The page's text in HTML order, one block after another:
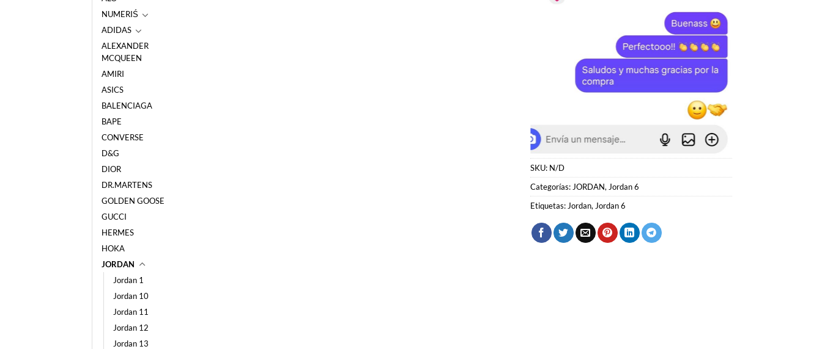
NUMERIŚ
ADIDAS
ALEXANDER
MCQUEEN
AMIRI
ASICS
BALENCIAGA
BAPE
CONVERSE
D&G
DIOR
DR.MARTENS
GOLDEN GOOSE
GUCCI
HERMES
HOKA
JORDAN
Jordan 1
Jordan 10
Jordan 11
Jordan 12
Jordan 13
SKU:N/D
Categorías:JORDAN,Jordan 6
Etiquetas:Jordan Jordan 6